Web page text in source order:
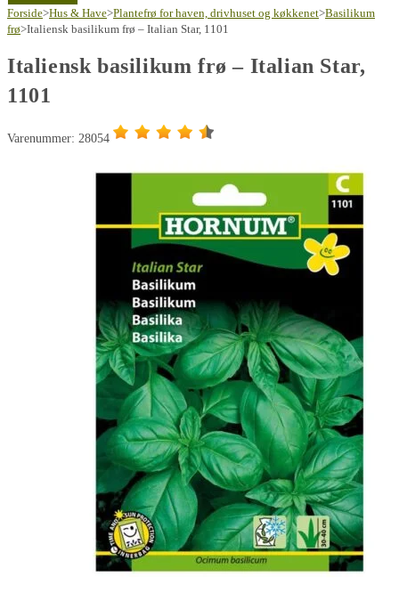
frø
-
Star,
1101
Forside>Hus & Have>Plantefrø for haven, drivhuset og køkkenet>Basilikum
frø>Italiensk basilikum frø – Italian Star, 1101
Italiensk basilikum frø – Italian Star,
1101
Varenummer: 28054